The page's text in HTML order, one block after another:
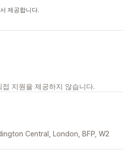
제공합니다.
지원을 제공하지 않습니다.
Central, London, BFP, W2